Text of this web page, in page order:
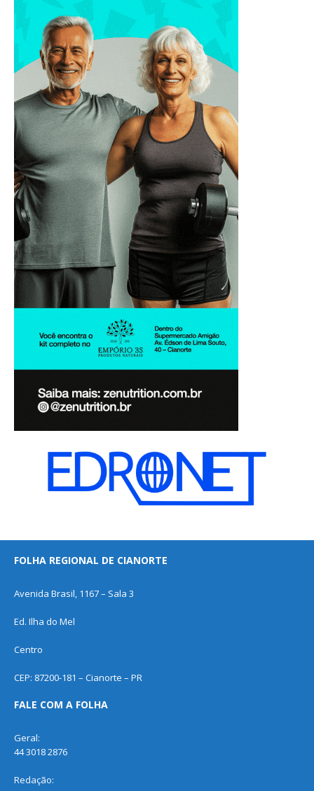
FOLHA REGIONAL DE CIANORTE
Avenida Brasil, 1167 – Sala 3
Ed. Ilha do Mel
Centro
CEP: 87200-181 – Cianorte – PR
FALE COM A FOLHA
Geral:
44 3018 2876
Redação: